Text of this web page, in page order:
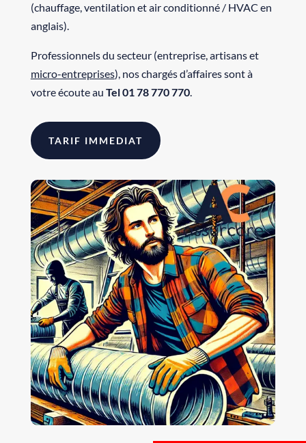
(chauffage, ventilation et air conditionné / HVAC en
anglais).
Professionnels du secteur (entreprise, artisans et
micro-entreprises), nos chargés d’affaires sont à
votre écoute au Tel 01 78 770 770.
TARIF IMMEDIAT